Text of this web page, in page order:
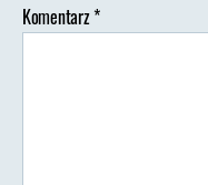
Komentarz*